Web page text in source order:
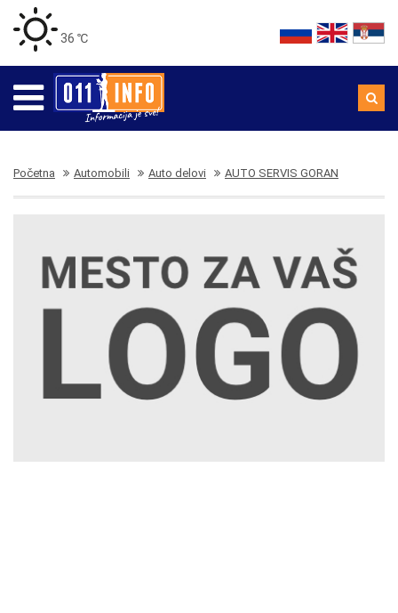
36 ℃
Početna Automobili Auto delovi AUTO SERVIS GORAN